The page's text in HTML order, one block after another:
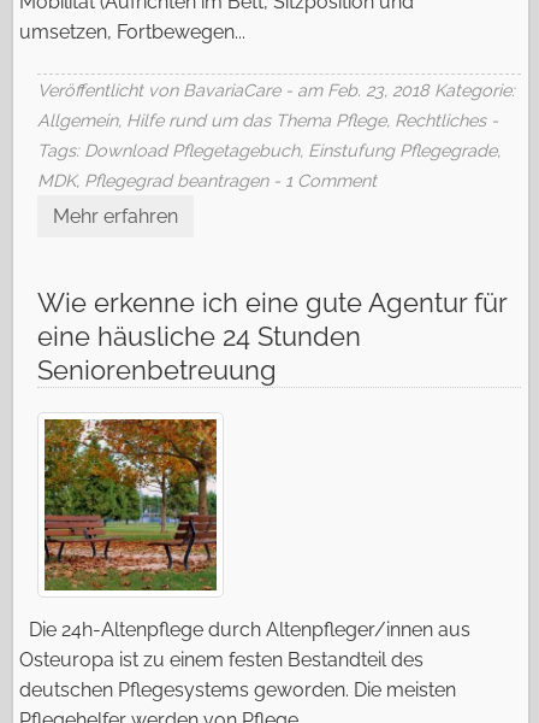
umsetzen, Fortbewegen...
Veröffentlicht von BavariaCare - am Feb. 23, 2018 Kategorie:
Allgemein, Hilfe rund um das Thema Pflege, Rechtliches-
Tags: Download Pflegetagebuch, Einstufung Pflegegrade,
MDK, Pflegegrad beantragen - 1 Comment
Mehr erfahren
Wie erkenne ich eine gute Agentur für
eine häusliche 24 Stunden
Seniorenbetreuung
Die 24h-Altenpflege durch Altenpfleger/innen aus
Osteuropa ist zu einem festen Bestandteil des
deutschen Pflegesystems geworden. Die meisten